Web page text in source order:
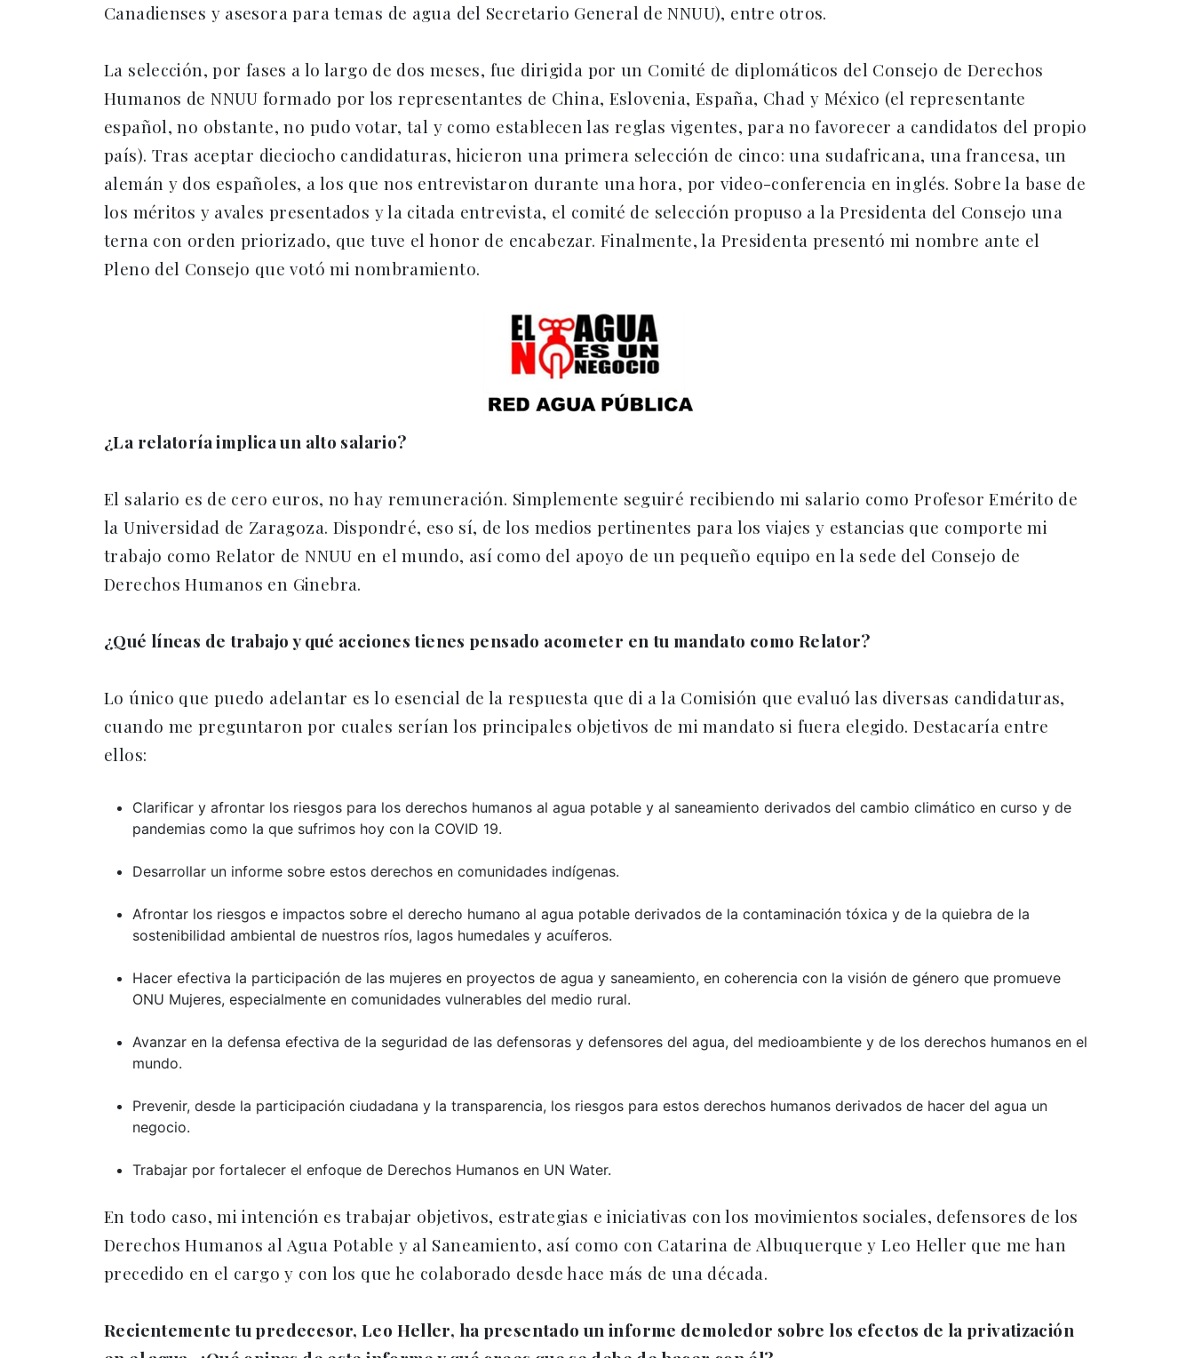
Canadienses y asesora para temas de agua del Secretario General de NNUU), entre otros.
La selección, por fases a lo largo de dos meses, fue dirigida por un Comité de diplomáticos del Consejo de Derechos
Humanos de NNUU formado por los representantes de China, Eslovenia, España, Chad y México (el representante
español, no obstante, no pudo votar, tal y como establecen las reglas vigentes, para no favorecer a candidatos del propio
país). Tras aceptar dieciocho candidaturas, hicieron una primera selección de cinco: una sudafricana, una francesa, un
alemán y dos españoles, a los que nos entrevistaron durante una hora, por video-conferencia en inglés. Sobre la base de
los méritos y avales presentados y la citada entrevista, el comité de selección propuso a la Presidenta del Consejo una
terna con orden priorizado, que tuve el honor de encabezar. Finalmente, la Presidenta presentó mi nombre ante el
Pleno del Consejo que votó mi nombramiento.
¿La relatoría implica un alto salario?
El salario es de cero euros, no hay remuneración. Simplemente seguiré recibiendo mi salario como Profesor Emérito de
la Universidad de Zaragoza. Dispondré, eso sí, de los medios pertinentes para los viajes y estancias que comporte mi
trabajo como Relator de NNUU en el mundo, así como del apoyo de un pequeño equipo en la sede del Consejo de
Derechos Humanos en Ginebra.
¿Qué líneas de trabajo y qué acciones tienes pensado acometer en tu mandato como Relator?
Lo único que puedo adelantar es lo esencial de la respuesta que di a la Comisión que evaluó las diversas candidaturas,
cuando me preguntaron por cuales serían los principales objetivos de mi mandato si fuera elegido. Destacaría entre
ellos:
Clarificar y afrontar los riesgos para los derechos humanos al agua potable y al saneamiento derivados del cambio climático en curso y de
pandemias como la que sufrimos hoy con la COVID 19.
Desarrollar un informe sobre estos derechos en comunidades indígenas.
Afrontar los riesgos e impactos sobre el derecho humano al agua potable derivados de la contaminación tóxica y de la quiebra de la
sostenibilidad ambiental de nuestros ríos, lagos humedales y acuíferos.
Hacer efectiva la participación de las mujeres en proyectos de agua y saneamiento, en coherencia con la visión de género que promueve
ONU Mujeres, especialmente en comunidades vulnerables del medio rural.
Avanzar en la defensa efectiva de la seguridad de las defensoras y defensores del agua, del medioambiente y de los derechos humanos en el
mundo.
Prevenir, desde la participación ciudadana y la transparencia, los riesgos para estos derechos humanos derivados de hacer del agua un
negocio.
Trabajar por fortalecer el enfoque de Derechos Humanos en UN Water.
En todo caso, mi intención es trabajar objetivos, estrategias e iniciativas con los movimientos sociales, defensores de los
Derechos Humanos al Agua Potable y al Saneamiento, así como con Catarina de Albuquerque y Leo Heller que me han
precedido en el cargo y con los que he colaborado desde hace más de una década.
Recientemente tu predecesor, Leo Heller, ha presentado un informe demoledor sobre los efectos de la privatización